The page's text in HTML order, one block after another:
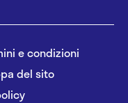
e condizioni
del sito